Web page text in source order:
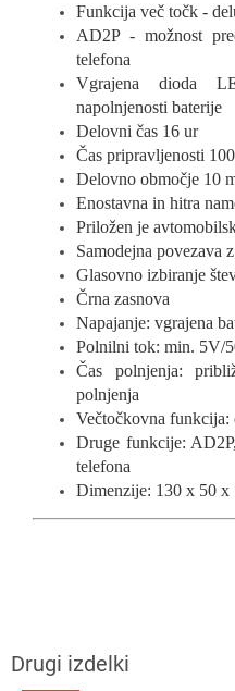
Funkcija več točk -
AD2P - možnost
telefona
Vgrajena dioda
napolnjenosti baterije
Delovni čas 16 ur
Čas pripravljenosti
Delovno območje 10
Enostavna in hitra
Priložen je
Samodejna povezava
Glasovno izbiranje
Črna zasnova
Napajanje: vgrajena
Polnilni tok: min. 5V/
Čas polnjenja:
polnjenja
Večtočkovna funkcija:
Druge funkcije:
telefona
Dimenzije: 130 x 50 x